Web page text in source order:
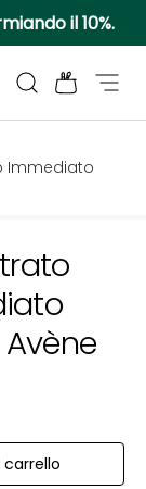
il 10%.
Cerca Borsa
Immediato
carrello